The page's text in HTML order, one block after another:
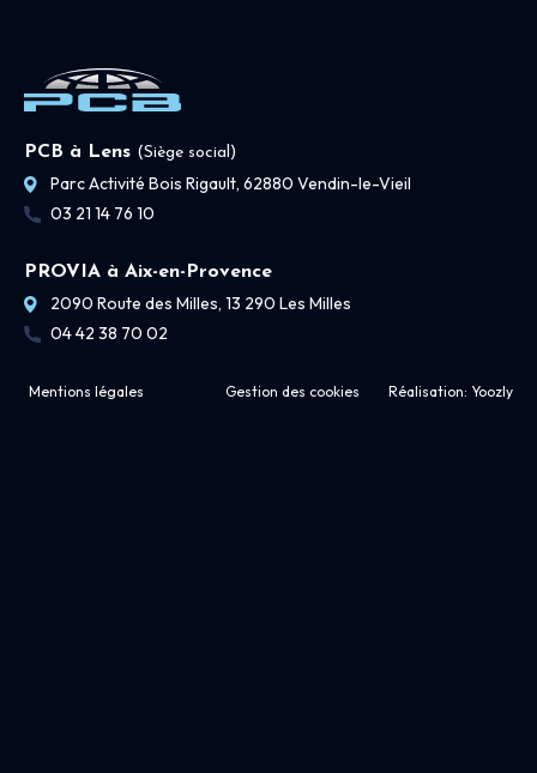
PCB à Lens (Siège social)
Parc Activité Bois Rigault, 62880 Vendin-le-Vieil
03 21 14 76 10
PROVIA à Aix-en-Provence
2090 Route des Milles, 13 290 Les Milles
04 42 38 70 02
Mentions légales Gestion des cookies Réalisation: Yoozly